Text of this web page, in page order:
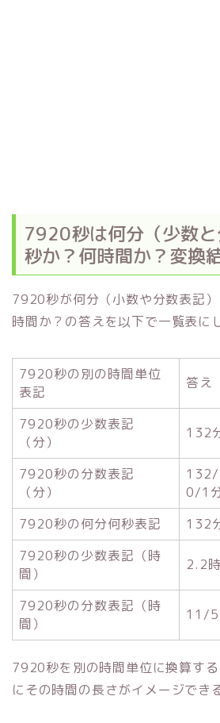
7920秒は何分（少数
秒か？何時間か？変換
7920秒が何分（小数や分数表記
時間か？の答えを以下で一覧表に
7920秒の別の時間単位
表記
答え
7920秒の少数表記
（分）
132
7920秒の分数表記
（分）
132/
0/1
7920秒の何分何秒表記
132
7920秒の少数表記（時
間）
2.2
7920秒の分数表記（時
間）
11/5
7920秒を別の時間単位に換算す
にその時間の長さがイメージでき